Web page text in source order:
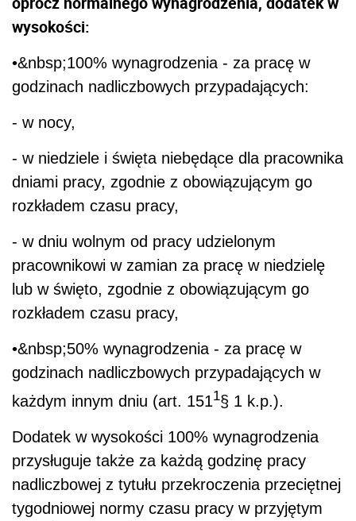
wysokości:
•&nbsp;100% wynagrodzenia - za pracę w
godzinach nadliczbowych przypadających:
- w nocy,
- w niedziele i święta niebędące dla pracownika
dniami pracy, zgodnie z obowiązującym go
rozkładem czasu pracy,
- w dniu wolnym od pracy udzielonym
pracownikowi w zamian za pracę w niedzielę
lub w święto, zgodnie z obowiązującym go
rozkładem czasu pracy,
•&nbsp;50% wynagrodzenia - za pracę w
godzinach nadliczbowych przypadających w
każdym innym dniu (art. 1511§ 1 k.p.).
Dodatek w wysokości 100% wynagrodzenia
przysługuje także za każdą godzinę pracy
nadliczbowej z tytułu przekroczenia przeciętnej
tygodniowej normy czasu pracy w przyjętym